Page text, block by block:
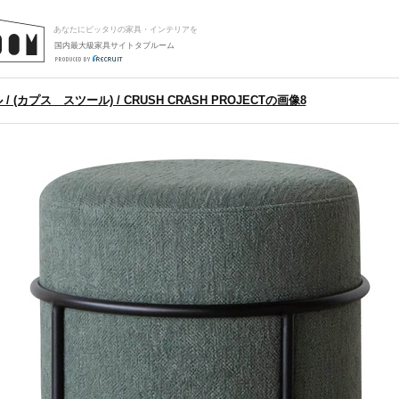
あなたにピッタリの家具・インテリアを
国内最大級家具サイトタブルーム
/ (カプス スツール) / CRUSH CRASH PROJECTの画像8